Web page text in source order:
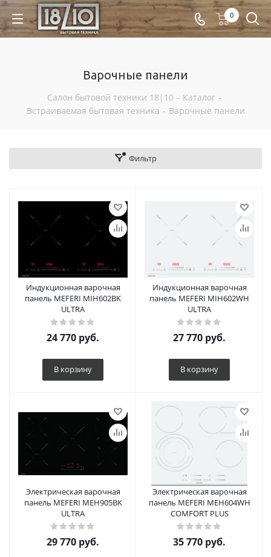
0
Варочные панели
Салон бытовой техники 18|10 - Каталог -
Встраиваемая бытовая техника - Варочные панели
Фильтр
Индукционная варочная
панель MEFERI MIH602BK
ULTRA
24 770 руб.
В корзину
Индукционная варочная
панель MEFERI MIH602WH
ULTRA
27 770 руб.
В корзину
Электрическая варочная
панель MEFERI MEH905BK
ULTRA
29 770 руб.
Электрическая варочная
панель MEFERI MEH604WH
COMFORT PLUS
35 770 руб.